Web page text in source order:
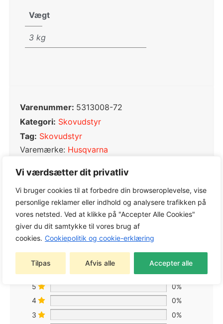
Vi værdsætter dit privatliv
Vi bruger cookies til at forbedre din browseroplevelse, vise
personlige reklamer eller indhold og analysere trafikken på
vores netsted. Ved at klikke på "Accepter Alle Cookies"
giver du dit samtykke til vores brug af
cookies. Cookiepolitik og cookie-erklæring
Tilpas Afvis alle Accepter alle
Vægt
3 kg
Varenummer: 5313008-72
Kategori: Skovudstyr
Tag: Skovudstyr
Varemærke: Husqvarna
0,0
Baseret på 0 anmeldelser
5
0%
4
0%
3
0%